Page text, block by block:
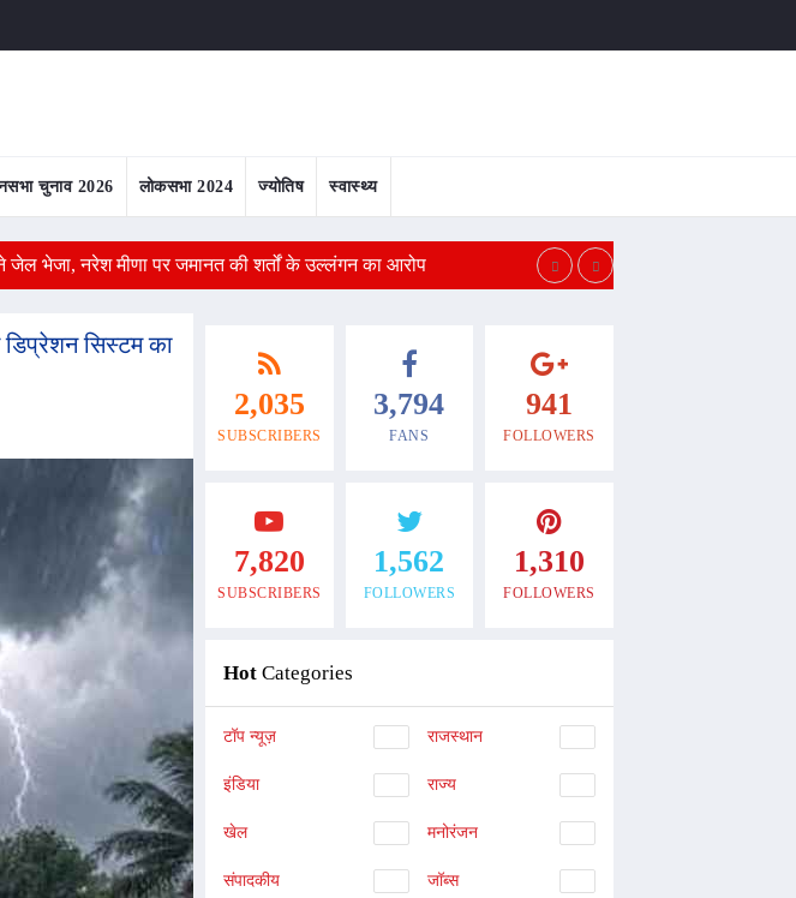
चुनाव 2026 लोकसभा 2024 ज्योतिष स्वास्थ्य
जेल भेजा, नरेश मीणा पर जमानत की शर्तों के उल्लंगन का आरोप
सिस्टम का
2,035
SUBSCRIBERS
3,794
FANS
941
FOLLOWERS
7,820
SUBSCRIBERS
1,562
FOLLOWERS
1,310
FOLLOWERS
Hot Categories
टॉप न्यूज़ राजस्थान
इंडिया राज्य
खेल मनोरंजन
संपादकीय जॉब्स